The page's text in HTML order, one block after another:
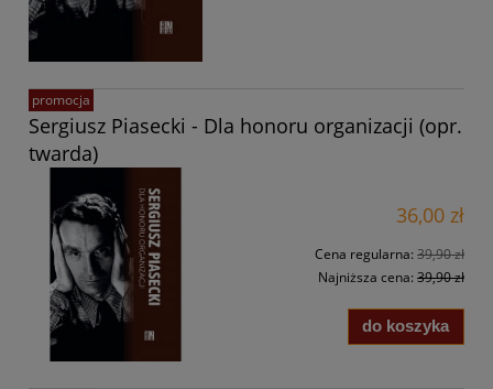
Sergiusz Piasecki - Dla honoru organizacji (opr.
twarda)
36,00 zł
Cena regularna: 39,90 zł
Najniższa cena: 39,90 zł
do koszyka
promocja